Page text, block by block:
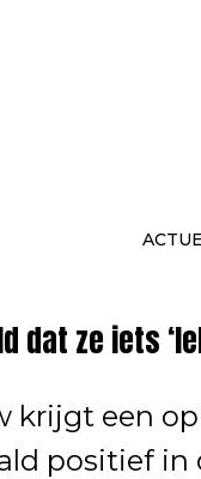
dat ze iets
krijgt een
positief in